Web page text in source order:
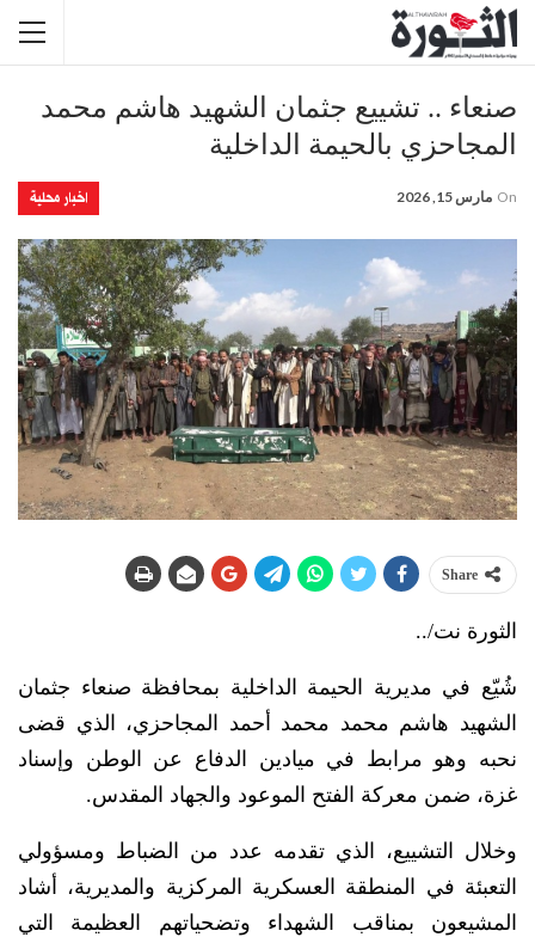
صنعاء .. تشييع جثمان الشهيد هاشم محمد
المجاحزي بالحيمة الداخلية
اخبار محلية On مارس 15, 2026
Share
الثورة نت/..
شُيّع في مديرية الحيمة الداخلية بمحافظة صنعاء جثمان
الشهيد هاشم محمد محمد أحمد المجاحزي، الذي قضى
نحبه وهو مرابط في ميادين الدفاع عن الوطن وإسناد
غزة، ضمن معركة الفتح الموعود والجهاد المقدس.
وخلال التشييع، الذي تقدمه عدد من الضباط ومسؤولي
التعبئة في المنطقة العسكرية المركزية والمديرية، أشاد
المشيعون بمناقب الشهداء وتضحياتهم العظيمة التي